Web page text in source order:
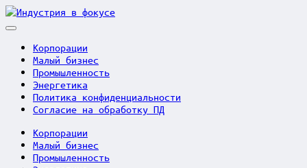
Skip
to
Индустрия
Корпорации
Малый бизнес
Промышленность
Энергетика
Политика конфиденциальности
Согласие на обработку ПД
Корпорации
Малый бизнес
Промышленность